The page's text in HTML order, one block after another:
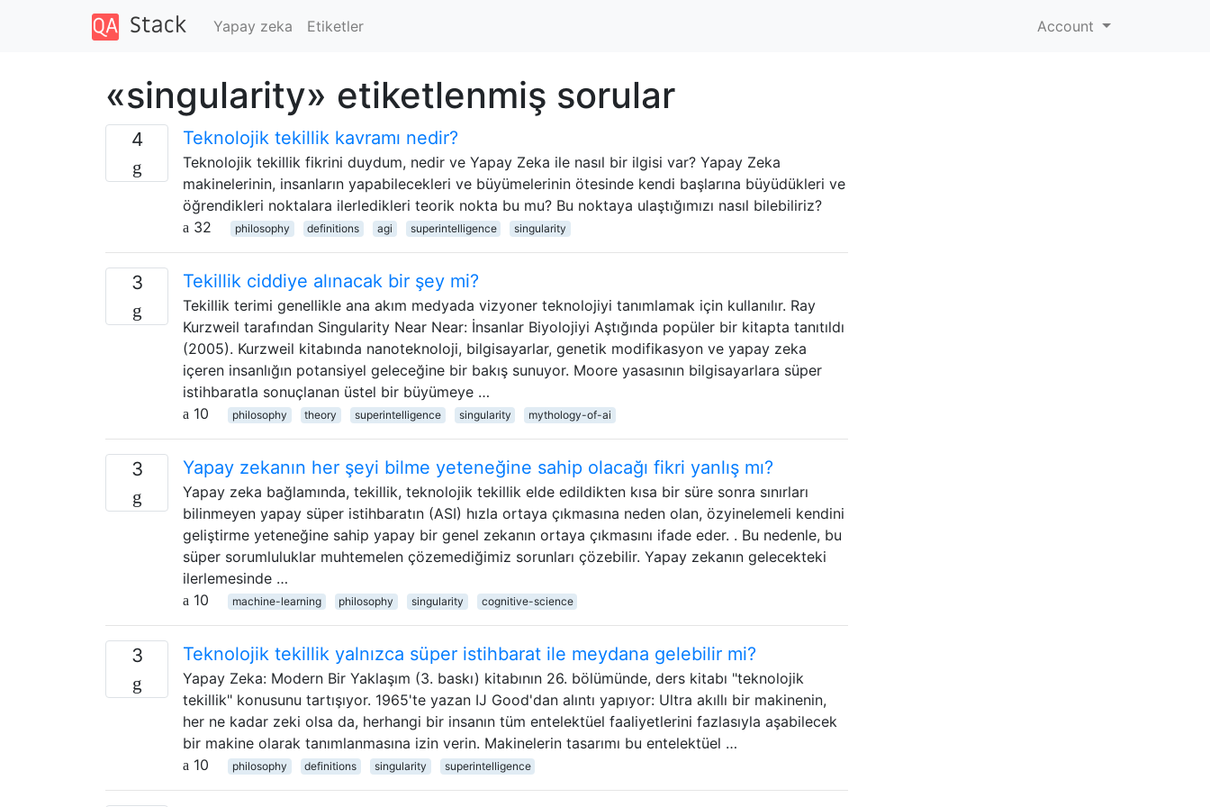
Yapay zeka Etiketler Account
«singularity» etiketlenmiş sorular
4 Teknolojik tekillik kavramı nedir?
Teknolojik tekillik fikrini duydum, nedir ve Yapay Zeka ile nasıl bir ilgisi var? Yapay Zeka
makinelerinin, insanların yapabilecekleri ve büyümelerinin ötesinde kendi başlarına büyüdükleri ve
öğrendikleri noktalara ilerledikleri teorik nokta bu mu? Bu noktaya ulaştığımızı nasıl bilebiliriz?
32
philosophy definitions agi superintelligence singularity
3 Tekillik ciddiye alınacak bir şey mi?
Tekillik terimi genellikle ana akım medyada vizyoner teknolojiyi tanımlamak için kullanılır. Ray
Kurzweil tarafından Singularity Near Near: İnsanlar Biyolojiyi Aştığında popüler bir kitapta tanıtıldı
(2005). Kurzweil kitabında nanoteknoloji, bilgisayarlar, genetik modifikasyon ve yapay zeka
içeren insanlığın potansiyel geleceğine bir bakış sunuyor. Moore yasasının bilgisayarlara süper
istihbaratla sonuçlanan üstel bir büyümeye …
10
philosophy theory superintelligence singularity mythology-of-ai
3 Yapay zekanın her şeyi bilme yeteneğine sahip olacağı fikri yanlış mı?
Yapay zeka bağlamında, tekillik, teknolojik tekillik elde edildikten kısa bir süre sonra sınırları
bilinmeyen yapay süper istihbaratın (ASI) hızla ortaya çıkmasına neden olan, özyinelemeli kendini
geliştirme yeteneğine sahip yapay bir genel zekanın ortaya çıkmasını ifade eder. . Bu nedenle, bu
süper sorumluluklar muhtemelen çözemediğimiz sorunları çözebilir. Yapay zekanın gelecekteki
ilerlemesinde …
10
machine-learning philosophy singularity cognitive-science
3 Teknolojik tekillik yalnızca süper istihbarat ile meydana gelebilir mi?
Yapay Zeka: Modern Bir Yaklaşım (3. baskı) kitabının 26. bölümünde, ders kitabı "teknolojik
tekillik" konusunu tartışıyor. 1965'te yazan IJ Good'dan alıntı yapıyor: Ultra akıllı bir makinenin,
her ne kadar zeki olsa da, herhangi bir insanın tüm entelektüel faaliyetlerini fazlasıyla aşabilecek
bir makine olarak tanımlanmasına izin verin. Makinelerin tasarımı bu entelektüel …
10
philosophy definitions singularity superintelligence